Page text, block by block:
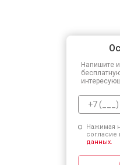
Напишите
Нажимая
согласие
данных.